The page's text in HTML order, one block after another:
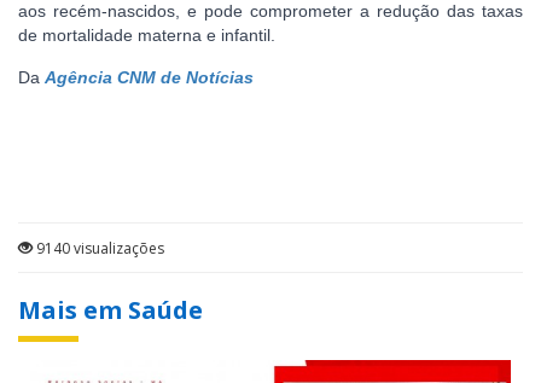
aos recém-nascidos, e pode comprometer a redução das taxas
de mortalidade materna e infantil.
Da Agência CNM de Notícias
9140 visualizações
Mais em Saúde